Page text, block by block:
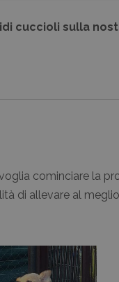
cuccioli sulla
cominciare la
di allevare al